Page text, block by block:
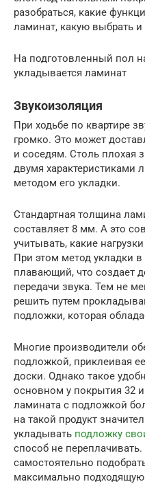
разобраться, какие
ламинат, какую выбрать и
На подготовленный пол
укладывается ламинат
Звукоизоляция
При ходьбе по квартире
громко. Это может
и соседям. Столь плохая
двумя характеристиками
методом его укладки.
Стандартная толщина
составляет 8 мм. А это
учитывать, какие
При этом метод укладки
плавающий, что создает
передачи звука. Тем не
решить путем
подложки, которая
Многие производители
подложкой, приклеивая
доски. Однако такое
основном у покрытия 32
ламината с подложкой
на такой продукт
укладывать подложку
способ не
самостоятельно
максимально